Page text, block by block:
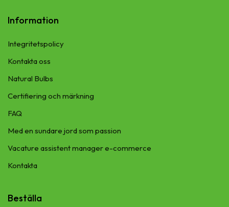
Information
Integritetspolicy
Kontakta oss
Natural Bulbs
Certifiering och märkning
FAQ
Med en sundare jord som passion
Vacature assistent manager e-commerce
Kontakta
Beställa